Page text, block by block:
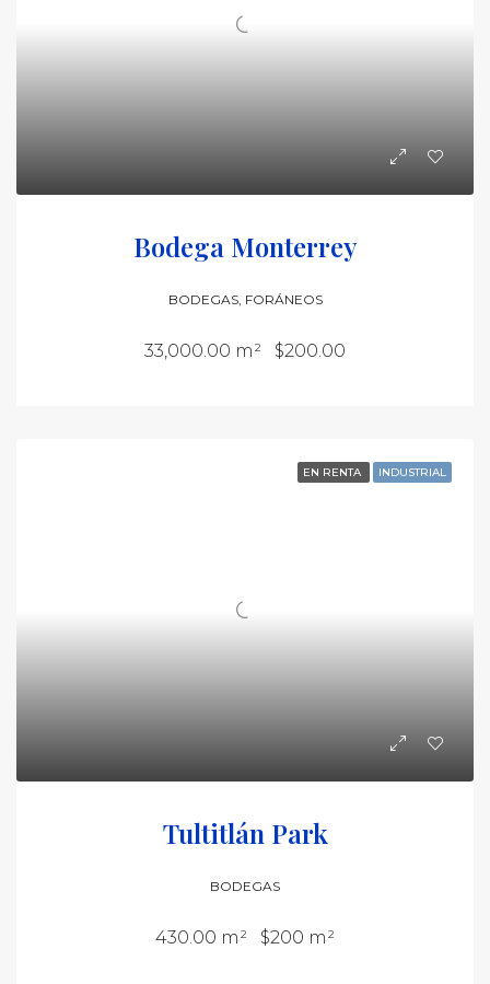
Bodega Monterrey
BODEGAS, FORÁNEOS
33,000.00 m² $200.00
EN RENTA INDUSTRIAL
Tultitlán Park
BODEGAS
430.00 m² $200 m²